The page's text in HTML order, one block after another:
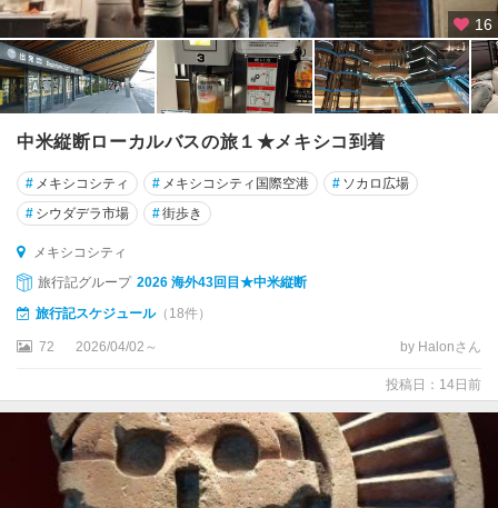
ス
パ
イ
ラ
・
ム
ヘ
ー
ス
ウ
16
中米縦断ローカルバスの旅１★メキシコ到着
# メキシコシティ # メキシコシティ国際空港 # ソカロ広場
# シウダデラ市場 #街歩き
メキシコシティ
旅行記グループ 2026 海外43回目★中米縦断
旅行記スケジュール（18件）
72 2026/04/02～ by Halonさん
投稿日：14日前